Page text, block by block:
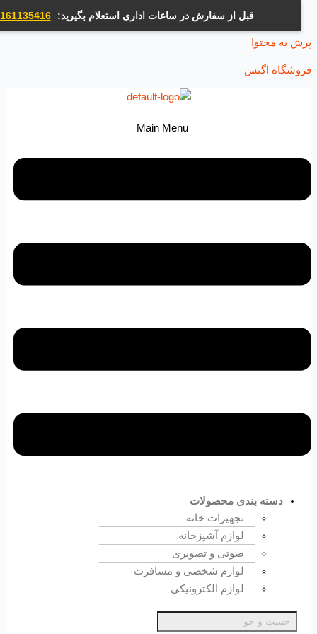
قبل از سفارش در ساعات اداری استعلام بگیرید: 09161135416
محتوا
اگنس
Main Menu
دسته بندی محصولات
تجهیزات خانه
لوازم آشپزخانه
صوتی و تصویری
لوازم شخصی و مسافرت
لوازم الکترونیکی